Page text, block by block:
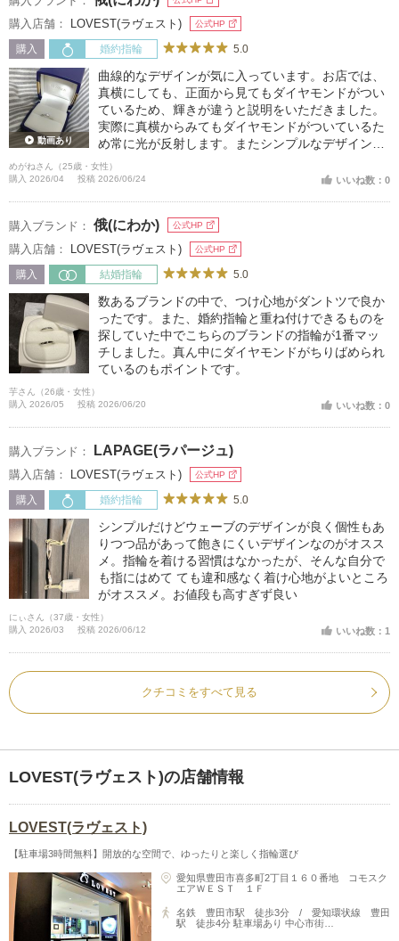
購入店舗： LOVEST(ラヴェスト) 公式HP
購入 婚約指輪 5.0
動画あり
曲線的なデザインが気に入っています。お店では、
真横にしても、正面から見てもダイヤモンドがつい
ているため、輝きが違うと説明をいただきました。
実際に真横からみてもダイヤモンドがついているた
め常に光が反射します。またシンプルなデザインが
気に入っています。あまり大きいと引け目を感じた
り、つけるのに緊張してしまうため、特別感を感じ
めがねさん（25歳・女性）
購入 2026/04
投稿 2026/06/24 いいね数：0
購入ブランド： 俄(にわか) 公式HP
購入店舗： LOVEST(ラヴェスト) 公式HP
購入 結婚指輪 5.0
数あるブランドの中で、つけ心地がダントツで良か
ったです。また、婚約指輪と重ね付けできるものを
探していた中でこちらのブランドの指輪が1番マッ
チしました。真ん中にダイヤモンドがちりばめられ
ているのもポイントです。
芋さん（26歳・女性）
購入 2026/05
投稿 2026/06/20 いいね数：0
購入ブランド： LAPAGE(ラパージュ)
購入店舗： LOVEST(ラヴェスト) 公式HP
購入 婚約指輪 5.0
シンプルだけどウェーブのデザインが良く個性もあ
りつつ品があって飽きにくいデザインなのがオスス
メ。指輪を着ける習慣はなかったが、そんな自分で
も指にはめて ても違和感なく着け心地がよいところ
がオススメ。お値段も高すぎず良い
にぃさん（37歳・女性）
購入 2026/03
投稿 2026/06/12 いいね数：1
クチコミをすべて見る
LOVEST(ラヴェスト)の店舗情報
LOVEST(ラヴェスト)
【駐車場3時間無料】開放的な空間で、ゆったりと楽しく指輪選び
愛知県豊田市喜多町2丁目１６０番地 コモスク
エアＷＥＳＴ １Ｆ
名鉄 豊田市駅 徒歩3分 / 愛知環状線 豊田
駅 徒歩4分 駐車場あり 中心市街…